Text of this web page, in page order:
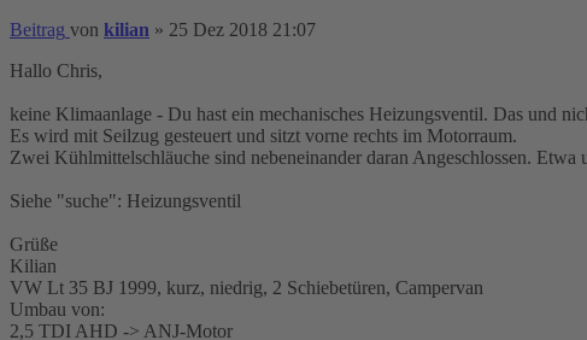
Beitrag von kilian » 25 Dez 2018 21:07
Hallo Chris,
keine Klimaanlage - Du hast ein mechanisches Heizungsventil. Das und
Es wird mit Seilzug gesteuert und sitzt vorne rechts im Motorraum.
Zwei Kühlmittelschläuche sind nebeneinander daran Angeschlossen.
Siehe "suche": Heizungsventil
Grüße
Kilian
VW Lt 35 BJ 1999, kurz, niedrig, 2 Schiebetüren, Campervan
Umbau von:
2,5 TDI AHD -> ANJ-Motor